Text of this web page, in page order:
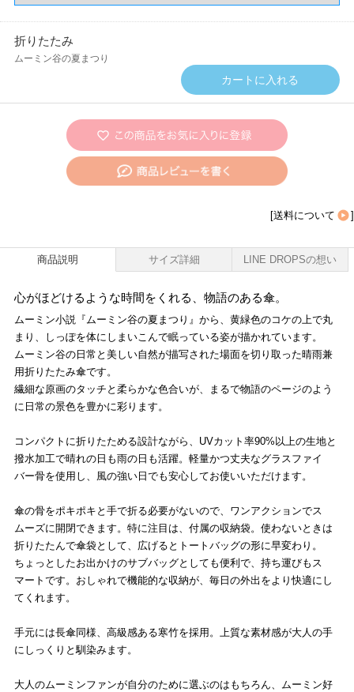
折りたたみ
ムーミン谷の夏まつり
[送料について ]
商品説明 サイズ詳細 LINE DROPSの想い
心がほどけるような時間をくれる、物語のある傘。
ムーミン小説『ムーミン谷の夏まつり』から、黄緑色のコケの上で丸
まり、しっぽを体にしまいこんで眠っている姿が描かれています。
ムーミン谷の日常と美しい自然が描写された場面を切り取った晴雨兼
用折りたたみ傘です。
繊細な原画のタッチと柔らかな色合いが、まるで物語のページのよう
に日常の景色を豊かに彩ります。
コンパクトに折りたためる設計ながら、UVカット率90%以上の生地と
撥水加工で晴れの日も雨の日も活躍。軽量かつ丈夫なグラスファイ
バー骨を使用し、風の強い日でも安心してお使いいただけます。
傘の骨をポキポキと手で折る必要がないので、ワンアクションでス
ムーズに開閉できます。特に注目は、付属の収納袋。使わないときは
折りたたんで傘袋として、広げるとトートバッグの形に早変わり。
ちょっとしたお出かけのサブバッグとしても便利で、持ち運びもス
マートです。おしゃれで機能的な収納が、毎日の外出をより快適にし
てくれます。
手元には長傘同様、高級感ある寒竹を採用。上質な素材感が大人の手
にしっくりと馴染みます。
大人のムーミンファンが自分のために選ぶのはもちろん、ムーミン好